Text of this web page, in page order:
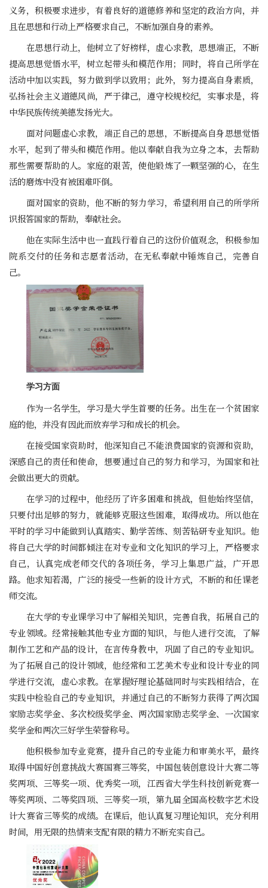
义务，积极要求进步，有着良好的道德修养和坚定的政治方向，并
且在思想和行动上严格要求自己，不断加强自身的素养。
在思想行动上，他树立了好榜样，虚心求教，思想端正，不断
提高思想觉悟水平，树立起带头和模范作用；同时，将自己所学在
活动中加以实践，努力做到学以致用；此外，努力提高自身素质，
弘扬社会主义道德风尚，严于律己，遵守校规校纪，实事求是，将
中华民族传统美德发扬光大。
面对问题虚心求教，端正自己的思想，不断提高自身思想觉悟
水平，起到了带头和模范作用。他以奉献自我为立身之本，去帮助
那些需要帮助的人。家庭的艰苦，使他锻炼了一颗坚强的心，在生
活的磨炼中没有被困难吓倒。
面对国家的资助，他不断的努力学习，希望利用自己的所学所
识报答国家的帮助，奉献社会。
他在实际生活中也一直践行着自己的这份价值观念，积极参加
院系交付的任务和志愿者活动，在无私奉献中锤炼自己，完善自
己。
学习方面
作为一名学生，学习是大学生首要的任务。出生在一个贫困家
庭的他，并没有因此而放弃学习和成长的机会。
在接受国家资助时，他深知自己不能浪费国家的资源和资助，
深感自己的责任和使命，想要通过自己的努力和学习，为国家和社
会做出更大的贡献。
在学习的过程中，他经历了许多困难和挑战，但他始终坚信，
只要付出足够的努力，就能够克服这些困难，取得成功。所以他在
平时的学习中能做到认真踏实、勤学苦练、刻苦钻研专业知识。他
将自己大学的时间都倾注在对专业和文化知识的学习上，严格要求
自己，认真完成老师交代的各项任务，学习上集思广益，广开思
路。他求知若渴，广泛的接受一些新的设计方式，不断的和任课老
师交流。
在大学的专业课学习中了解相关知识，完善自我，拓展自己的
专业领域。经常接触其他专业方面的知识，与他人进行交流，了解
制作工艺和产品的设计，在言传身教中，巩固了自己的专业知识。
为了拓展自己的设计领域，他经常和工艺美术专业和设计专业的同
学进行交流，虚心求教。在掌握好理论基础同时与实践相结合，在
实践中检验自己的专业知识，并通过自己的不断努力获得了两次国
家励志奖学金、多次校级奖学金、两次国家励志奖学金、一次国家
奖学金和两次三好学生荣誉称号。
他积极参加专业竞赛，提升自己的专业能力和审美水平，最终
取得中国好创意挑战大赛国赛三等奖，中国包装创意设计大赛二等
奖两项、三等奖一项、优秀奖一项，江西省大学生科技创新竞赛一
等奖两项、二等奖四项、三等奖一项，第九届全国高校数字艺术设
计大赛省三等奖的成绩。在课后，他认真复习理论知识，充分利用
时间，用无限的热情来支配有限的精力不断充实自己。